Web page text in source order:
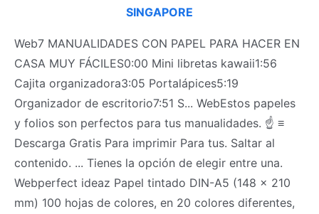
SINGAPORE
Web7 MANUALIDADES CON PAPEL PARA HACER EN
CASA MUY FÁCILES0:00 Mini libretas kawaii1:56
Cajita organizadora3:05 Portalápices5:19
Organizador de escritorio7:51 S... WebEstos papeles
y folios son perfectos para tus manualidades. ☝ ≡
Descarga Gratis Para imprimir Para tus. Saltar al
contenido. ... Tienes la opción de elegir entre una.
Webperfect ideaz Papel tintado DIN-A5 (148 x 210
mm) 100 hojas de colores, en 20 colores diferentes,